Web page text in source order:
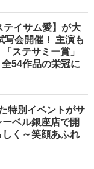
テイサム愛】が大
写会開催！ 主演も
ステサミー賞」
54作品の栄冠に
特別イベントがサ
ベル銀座店で開
く～笑顔あふれ